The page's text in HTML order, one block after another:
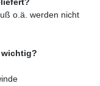
o.ä. werden nicht
wichtig?